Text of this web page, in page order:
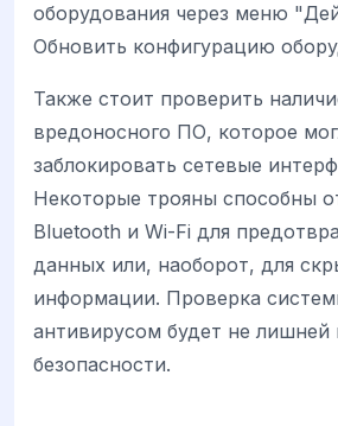
оборудования через меню
Обновить конфигурацию
Также стоит проверить
вредоносного ПО, которое
заблокировать сетевые
Некоторые трояны способны
Bluetooth и Wi-Fi для
данных или, наоборот, для
информации. Проверка
антивирусом будет не лишней
безопасности.